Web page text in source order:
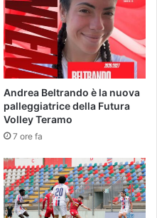
Andrea Beltrando è la nuova
palleggiatrice della Futura
Volley Teramo
7 ore fa